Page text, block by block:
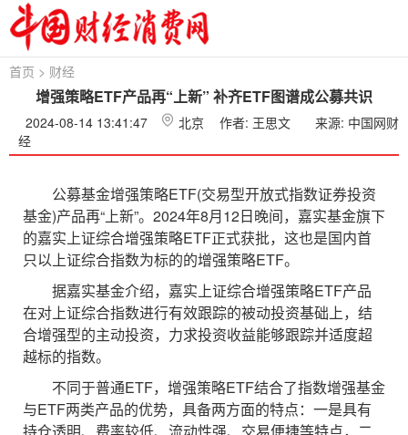
首页 > 财经
增强策略ETF产品再“上新” 补齐ETF图谱成公募共识
2024-08-14 13:41:47 北京 作者: 王思文
来源: 中国网财
经
公募基金增强策略ETF(交易型开放式指数证券投资
基金)产品再“上新”。2024年8月12日晚间，嘉实基金旗下
的嘉实上证综合增强策略ETF正式获批，这也是国内首
只以上证综合指数为标的的增强策略ETF。
据嘉实基金介绍，嘉实上证综合增强策略ETF产品
在对上证综合指数进行有效跟踪的被动投资基础上，结
合增强型的主动投资，力求投资收益能够跟踪并适度超
越标的指数。
不同于普通ETF，增强策略ETF结合了指数增强基金
与ETF两类产品的优势，具备两方面的特点：一是具有